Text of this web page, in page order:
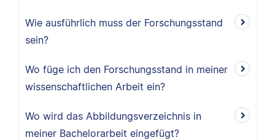
Wie ausführlich muss der Forschungsstand
sein?
Wo füge ich den Forschungsstand in meiner
wissenschaftlichen Arbeit ein?
Wo wird das Abbildungsverzeichnis in
meiner Bachelorarbeit eingefügt?